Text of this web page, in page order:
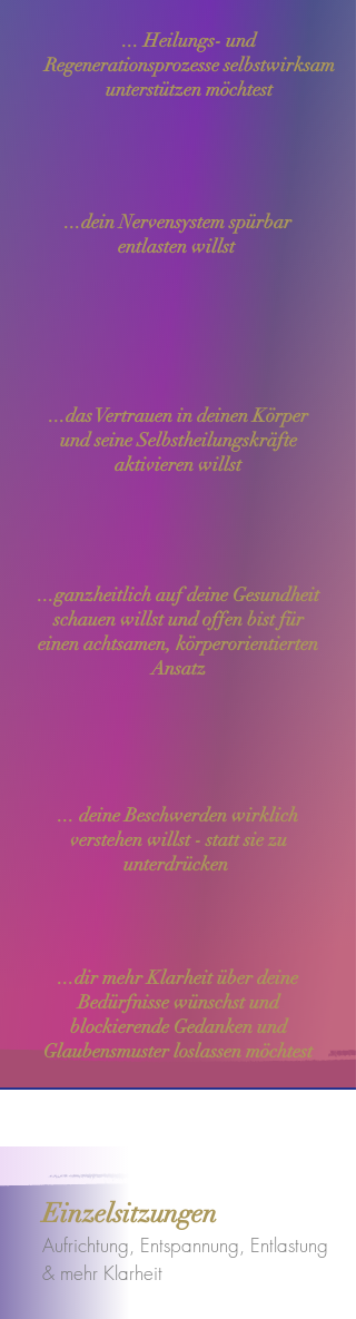
... Heilungs- und
Regenerationsprozesse selbstwirksam
unterstützen möchtest
...dein Nervensystem spürbar
entlasten willst
...das Vertrauen in deinen Körper
und seine Selbstheilungskräfte
aktivieren willst
...ganzheitlich auf deine Gesundheit
schauen willst und offen bist für
einen achtsamen, körperorientierten
Ansatz
... deine Beschwerden wirklich
verstehen willst - statt sie zu
unterdrücken
...dir mehr Klarheit über deine
Bedürfnisse wünschst und
blockierende Gedanken und
Glaubensmuster loslassen möchtest
Einzelsitzungen
Aufrichtung, Entspannung, Entlastung
& mehr Klarheit